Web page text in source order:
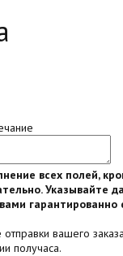
всех полей,
Указывайте
гарантированно
отправки вашего
получаса.